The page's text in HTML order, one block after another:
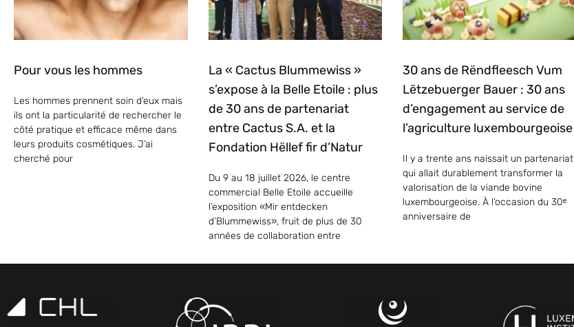
Pour vous les hommes
Les hommes prennent soin d’eux mais
ils ont la particularité de rechercher le
côté pratique et efficace même dans
leurs produits cosmétiques. J’ai
cherché pour
La « Cactus Blummewiss »
s’expose à la Belle Etoile : plus
de 30 ans de partenariat
entre Cactus S.A. et la
Fondation Hëllef fir d’Natur
Du 9 au 18 juillet 2026, le centre
commercial Belle Etoile accueille
l’exposition «Mir entdecken
d’Blummewiss», fruit de plus de 30
années de collaboration entre
30 ans de Rëndfleesch Vum
Lëtzebuerger Bauer : 30 ans
d’engagement au service de
l’agriculture luxembourgeoise
Il y a trente ans naissait un partenariat
qui allait durablement transformer la
valorisation de la viande bovine
luxembourgeoise. À l’occasion du 30ᵉ
anniversaire de